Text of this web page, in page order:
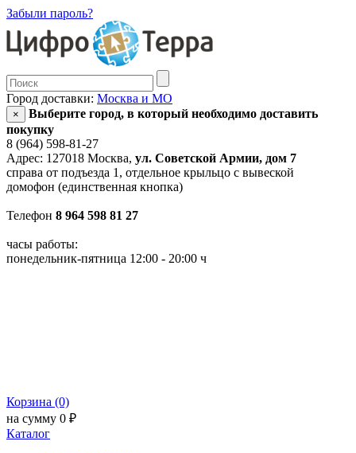
Забыли пароль?
Город доставки: Москва и МО
×
Выберите город, в который необходимо доставить
покупку
8 (964) 598-81-27
Адрес: 127018 Москва, ул. Советской Армии, дом 7
справа от подъезда 1, отдельное крыльцо с вывеской
домофон (единственная кнопка)
Телефон 8 964 598 81 27
часы работы:
понедельник-пятница 12:00 - 20:00 ч
Корзина (0)
на сумму 0 ₽
Каталог